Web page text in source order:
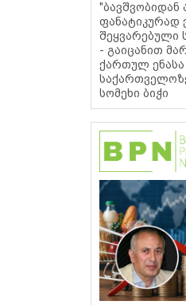
"ბავშვობიდან
ფანატიკურად
შეყვარებული
- გაიცანით
ქართულ
სომეხი ბიჭი